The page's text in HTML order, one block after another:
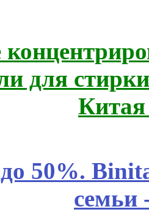
для
50%.
семьи